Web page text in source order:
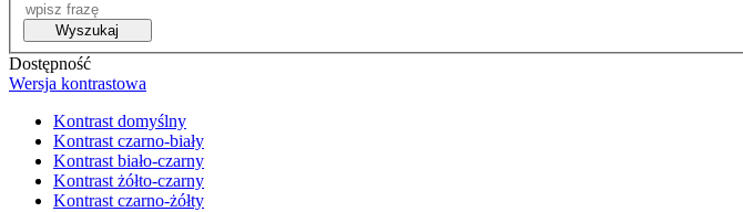
Wyszukaj
Dostępność
Wersja kontrastowa
Kontrast domyślny
Kontrast czarno-biały
Kontrast biało-czarny
Kontrast żółto-czarny
Kontrast czarno-żółty